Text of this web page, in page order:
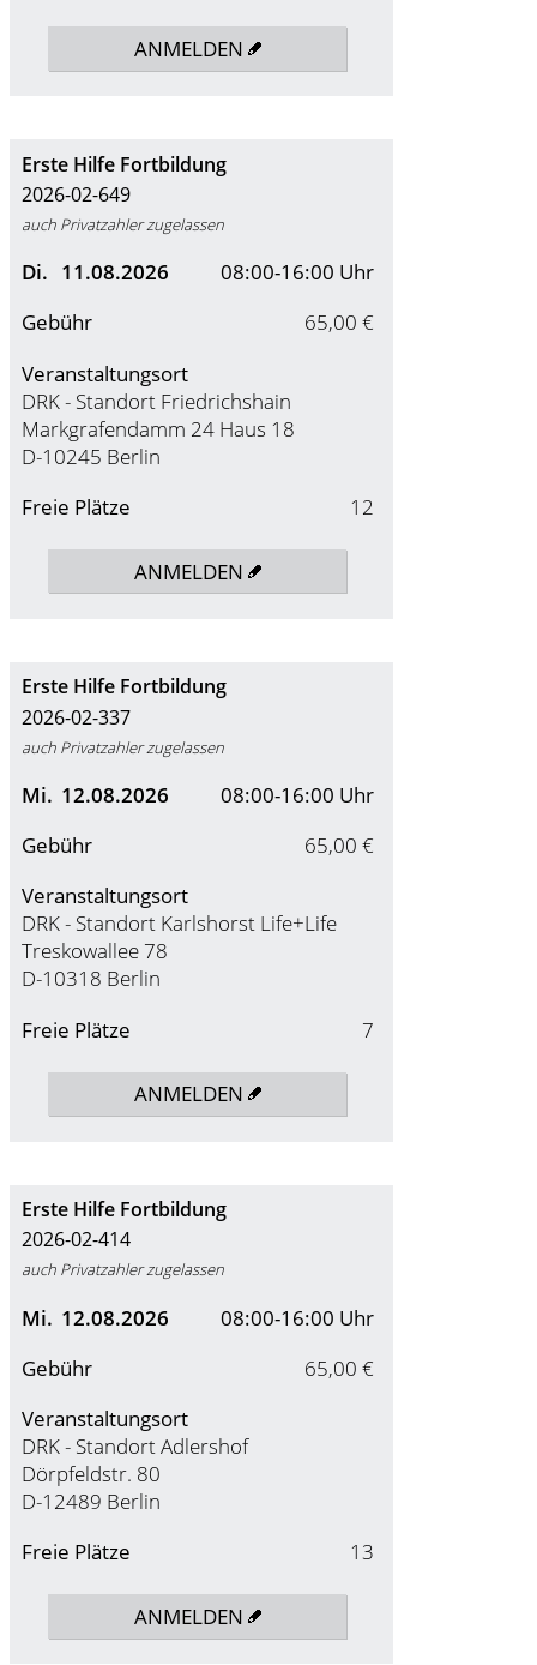
ANMELDEN
Erste Hilfe Fortbildung
2026-02-649
auch Privatzahler zugelassen
Di. 11.08.2026
08:00-16:00 Uhr
Gebühr
65,00 €
Veranstaltungsort
DRK - Standort Friedrichshain
Markgrafendamm 24 Haus 18
D-10245 Berlin
Freie Plätze
12
ANMELDEN
Erste Hilfe Fortbildung
2026-02-337
auch Privatzahler zugelassen
Mi. 12.08.2026
08:00-16:00 Uhr
Gebühr
65,00 €
Veranstaltungsort
DRK - Standort Karlshorst Life+Life
Treskowallee 78
D-10318 Berlin
Freie Plätze
7
ANMELDEN
Erste Hilfe Fortbildung
2026-02-414
auch Privatzahler zugelassen
Mi. 12.08.2026
08:00-16:00 Uhr
Gebühr
65,00 €
Veranstaltungsort
DRK - Standort Adlershof
Dörpfeldstr. 80
D-12489 Berlin
Freie Plätze
13
ANMELDEN